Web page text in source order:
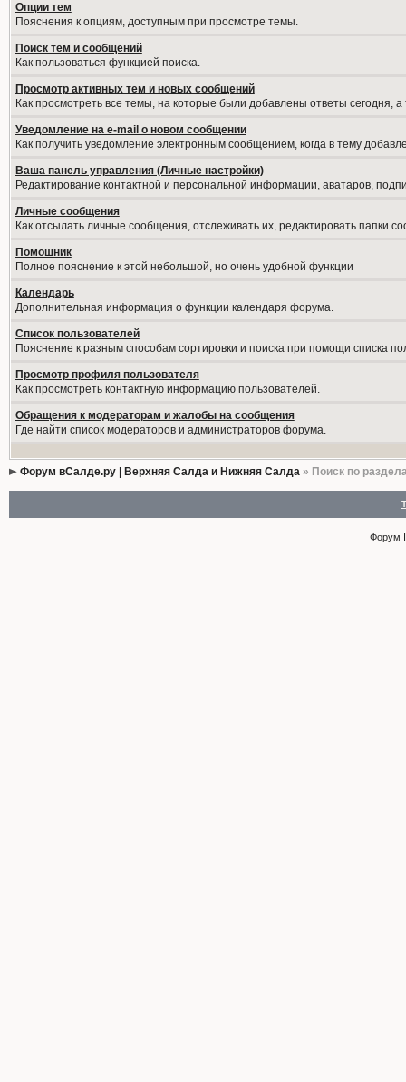
Опции тем
Пояснения к опциям, доступным при просмотре темы.
Поиск тем и сообщений
Как пользоваться функцией поиска.
Просмотр активных тем и новых сообщений
Как просмотреть все темы, на которые были добавлены ответы сегодня,
Уведомление на е-mail о новом сообщении
Как получить уведомление электронным сообщением, когда в тему
Ваша панель управления (Личные настройки)
Редактирование контактной и персональной информации, аватаров,
Личные сообщения
Как отсылать личные сообщения, отслеживать их, редактировать папки
Помошник
Полное пояснение к этой небольшой, но очень удобной функции
Календарь
Дополнительная информация о функции календаря форума.
Список пользователей
Пояснение к разным способам сортировки и поиска при помощи списка
Просмотр профиля пользователя
Как просмотреть контактную информацию пользователей.
Обращения к модераторам и жалобы на сообщения
Где найти список модераторов и администраторов форума.
Форум вСалде.ру | Верхняя Салда и Нижняя Салда» Поиск по
Форум